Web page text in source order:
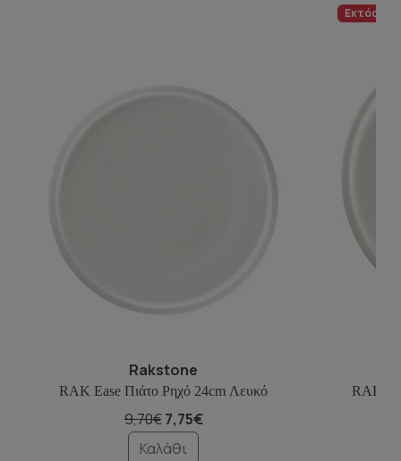
Rakstone
RAK Ease Πιάτο Ρηχό 24cm Λευκό
9,70€7,75€
Καλάθι
Εκτός
RAK